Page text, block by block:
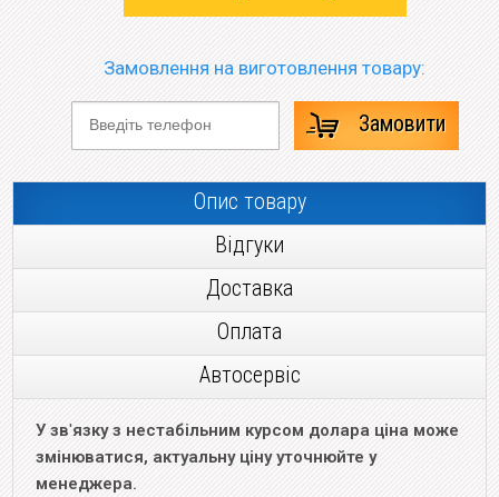
Замовлення на виготовлення товару:
Замовити
Опис товару
Відгуки
Доставка
Оплата
Автосервіс
У зв'язку з нестабільним курсом долара ціна може
змінюватися, актуальну ціну уточнюйте у
менеджера.